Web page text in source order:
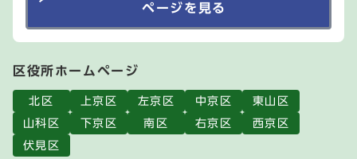
ページを見る
区役所ホームページ
北区 上京区 左京区 中京区
東山区
山科区
下京区 南区 右京区
西京区
伏見区